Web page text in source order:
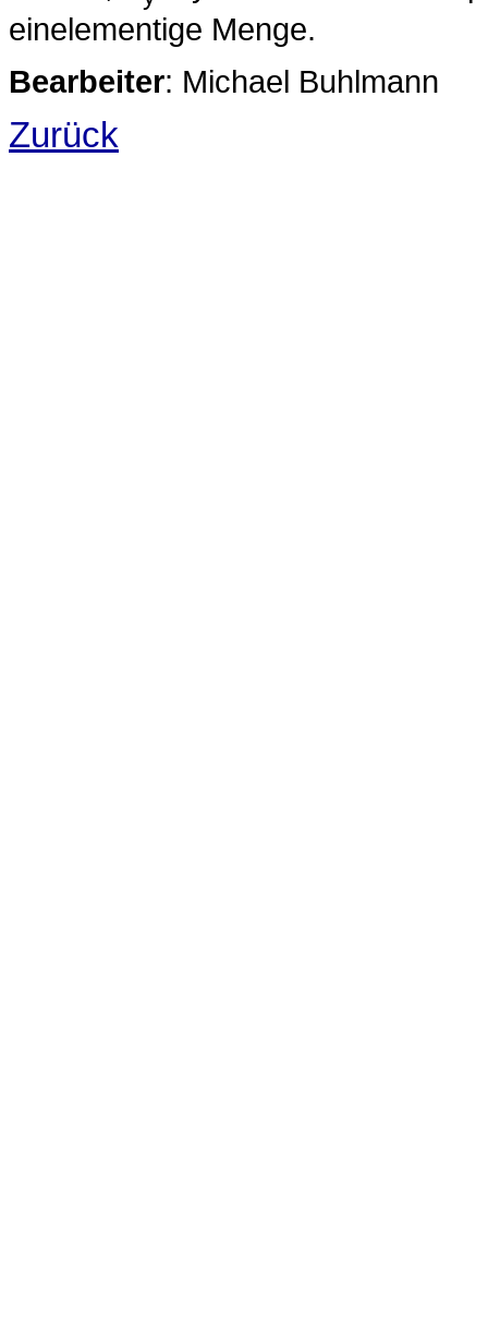
einelementige Menge.
Bearbeiter: Michael Buhlmann
Zurück